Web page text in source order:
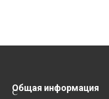
С
Общая информация